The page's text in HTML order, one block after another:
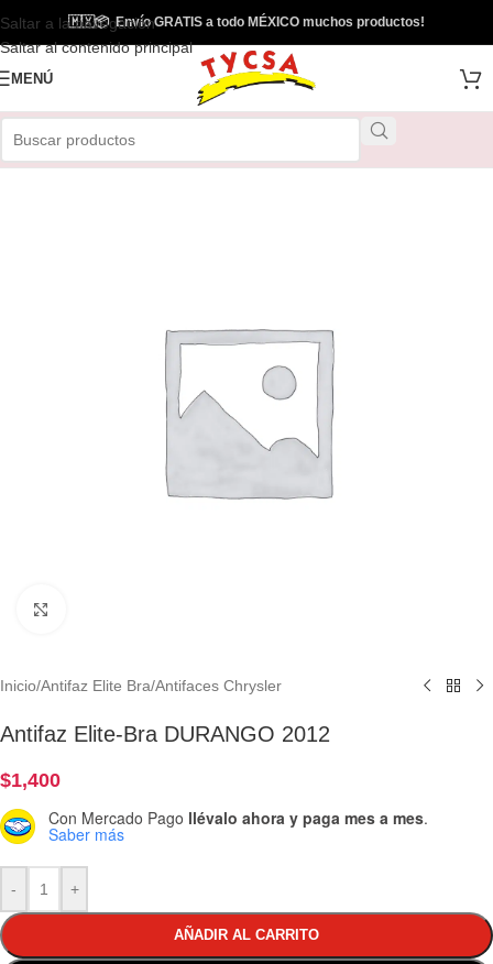
Saltar a la navegación
Saltar al contenido principal
🇲🇽📦Envío GRATIS a todo MÉXICO muchos productos!
MENÚ
Inicio/Antifaz Elite Bra/Antifaces Chrysler
Antifaz Elite-Bra DURANGO 2012
$1,400
Con Mercado Pago llévalo ahora y paga mes a mes.
Saber más
- +
AÑADIR AL CARRITO